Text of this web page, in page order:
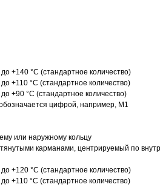
+140 °C (стандартное количество)
+110 °C (стандартное количество)
+90 °C (стандартное количество)
цифрой, например, M1
или наружному кольцу
карманами, центрируемый по
+120 °C (стандартное количество)
+110 °C (стандартное количество)